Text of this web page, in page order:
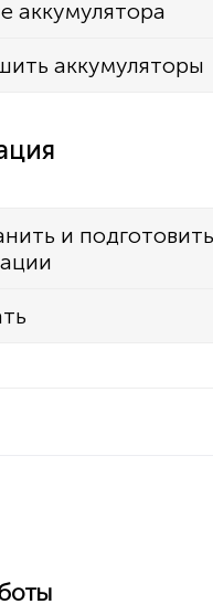
аккумулятора
аккумуляторы
и